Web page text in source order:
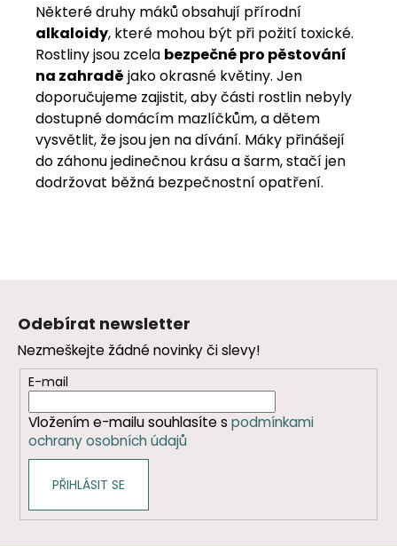
Některé druhy máků obsahují přírodní
alkaloidy, které mohou být při požití toxické.
Rostliny jsou zcela bezpečné pro pěstování
na zahradě jako okrasné květiny. Jen
doporučujeme zajistit, aby části rostlin nebyly
dostupné domácím mazlíčkům, a dětem
vysvětlit, že jsou jen na dívání. Máky přinášejí
do záhonu jedinečnou krásu a šarm, stačí jen
dodržovat běžná bezpečnostní opatření.
Odebírat newsletter
Nezmeškejte žádné novinky či slevy!
E-mail
Vložením e-mailu souhlasíte s podmínkami
ochrany osobních údajů
PŘIHLÁSIT SE